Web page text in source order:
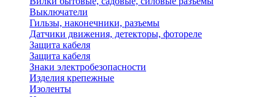
Выключатели
Гильзы, наконечники, разъемы
Датчики движения, детекторы, фотореле
Защита кабеля
Защита кабеля
Знаки электробезопасности
Изделия крепежные
Изоленты